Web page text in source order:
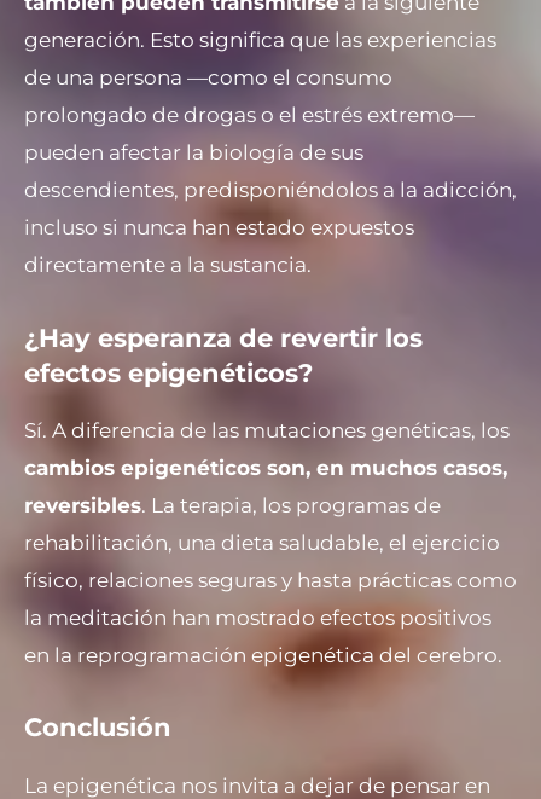
generación. Esto significa que las experiencias
de una persona —como el consumo
prolongado de drogas o el estrés extremo—
pueden afectar la biología de sus
descendientes, predisponiéndolos a la adicción,
incluso si nunca han estado expuestos
directamente a la sustancia.
¿Hay esperanza de revertir los
efectos epigenéticos?
Sí. A diferencia de las mutaciones genéticas, los
cambios epigenéticos son, en muchos casos,
reversibles. La terapia, los programas de
rehabilitación, una dieta saludable, el ejercicio
físico, relaciones seguras y hasta prácticas como
la meditación han mostrado efectos positivos
en la reprogramación epigenética del cerebro.
Conclusión
La epigenética nos invita a dejar de pensar en